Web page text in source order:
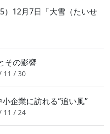
12月7日「大雪（たいせ
その影響
11 / 30
企業に訪れる“追い風”
11 / 24